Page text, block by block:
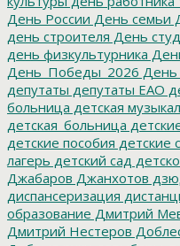
День России День семьи
день строителя День
день физкультурника
День_Победы_2026
депутаты депутаты ЕАО
больница детская
детская_больница
детские пособия детские
лагерь детский сад
Джабаров Джанхотов
диспансеризация
образование Дмитрий
Дмитрий Нестеров